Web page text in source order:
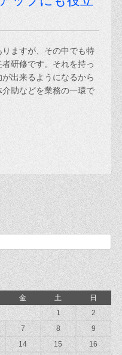
ますが、その中でも特
研修です。それを持っ
出来るようになるから
助などを業務の一環で
金 土
日
1
2
7 8
9
14 15
16